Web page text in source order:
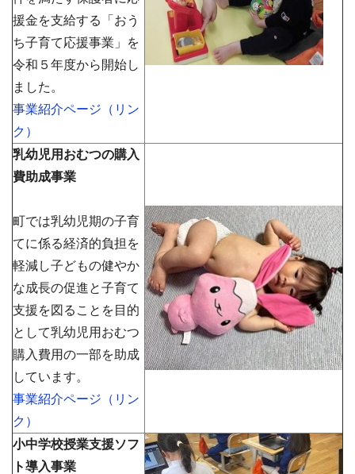
援金を支給する「おう
ち子育て応援事業」を
令和５年度から開始し
ました。
事業紹介ページ（リン
ク）
乳幼児用おむつの購入
費助成事業
町では乳幼児期の子育
てに係る経済的負担を
軽減し子どもの健やか
な成長の促進と子育て
支援を図ることを目的
として乳幼児用おむつ
購入費用の一部を助成
しています。
事業紹介ページ（リン
ク）
小中学校授業支援ソフ
ト導入事業